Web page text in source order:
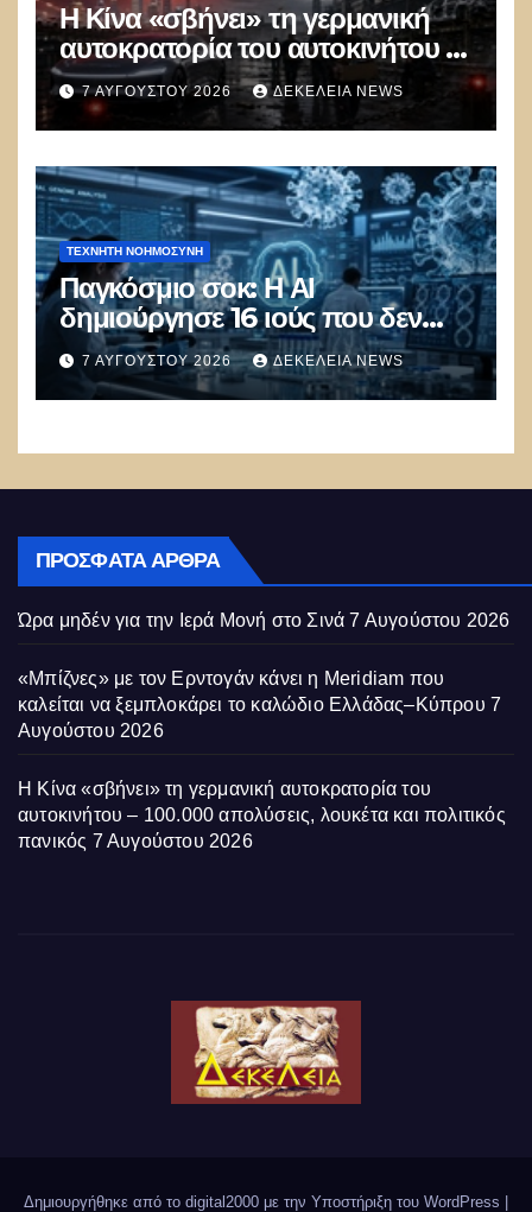
Η Κίνα «σβήνει» τη γερμανική
αυτοκρατορία του αυτοκινήτου –
100.000 απολύσεις, λουκέτα και
πολιτικός πανικός
7 ΑΥΓΟΎΣΤΟΥ 2026 ΔΕΚΈΛΕΙΑ NEWS
ΤΕΧΝΗΤΉ ΝΟΗΜΟΣΎΝΗ
Παγκόσμιο σοκ: Η ΑΙ
δημιούργησε 16 ιούς που δεν
υπάρχουν στη φύση –
Συναγερμός: Ο εφιάλτης μόλις
άρχισε
7 ΑΥΓΟΎΣΤΟΥ 2026 ΔΕΚΈΛΕΙΑ NEWS
ΠΡΌΣΦΑΤΑ ΆΡΘΡΑ
Ώρα μηδέν για την Ιερά Μονή στο Σινά 7 Αυγούστου 2026
«Μπίζνες» με τον Ερντογάν κάνει η Meridiam που
καλείται να ξεμπλοκάρει το καλώδιο Ελλάδας–Κύπρου 7
Αυγούστου 2026
Η Κίνα «σβήνει» τη γερμανική αυτοκρατορία του
αυτοκινήτου – 100.000 απολύσεις, λουκέτα και πολιτικός
πανικός 7 Αυγούστου 2026
Δημιουργήθηκε από το digital2000 με την Υποστήριξη του WordPress